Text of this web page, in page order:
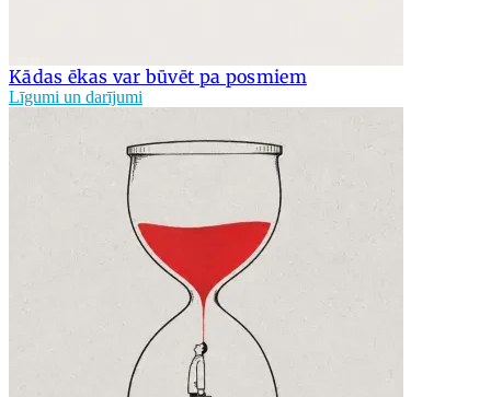
Kādas ēkas var būvēt pa posmiem
Līgumi un darījumi